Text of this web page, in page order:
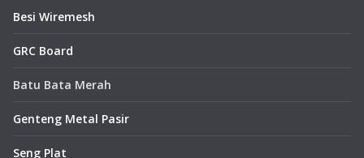
Besi Wiremesh
GRC Board
Batu Bata Merah
Genteng Metal Pasir
Seng Plat